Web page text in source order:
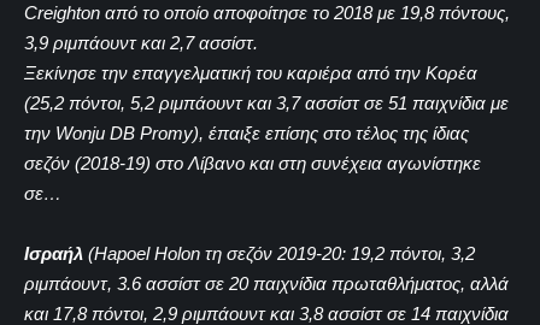
Creighton από το οποίο αποφοίτησε το 2018 με 19,8 πόντους,
3,9 ριμπάουντ και 2,7 ασσίστ.
Ξεκίνησε την επαγγελματική του καριέρα από την Κορέα
(25,2 πόντοι, 5,2 ριμπάουντ και 3,7 ασσίστ σε 51 παιχνίδια με
την Wonju DB Promy), έπαιξε επίσης στο τέλος της ίδιας
σεζόν (2018-19) στο Λίβανο και στη συνέχεια αγωνίστηκε
σε…
Ισραήλ (Hapoel Holon τη σεζόν 2019-20: 19,2 πόντοι, 3,2
ριμπάουντ, 3.6 ασσίστ σε 20 παιχνίδια πρωταθλήματος, αλλά
και 17,8 πόντοι, 2,9 ριμπάουντ και 3,8 ασσίστ σε 14 παιχνίδια